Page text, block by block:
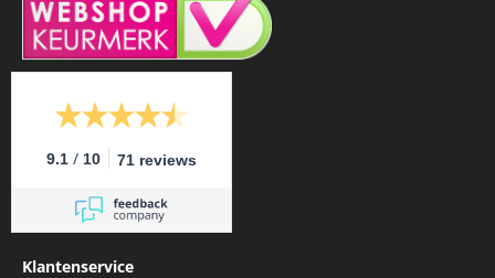
9.1 / 10 71 reviews
Klantenservice